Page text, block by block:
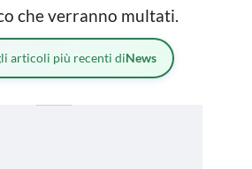
che verranno multati.
articoli più recenti diNews